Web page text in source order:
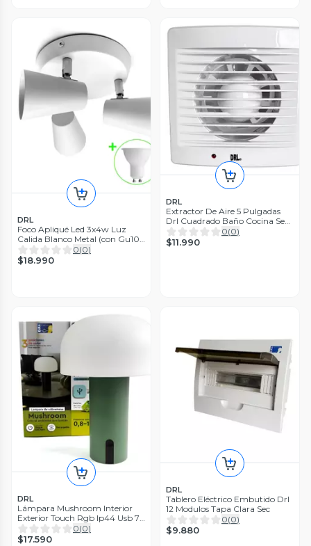
DRL
Foco Apliqué Led 3x4w Luz
Calida Blanco Metal (con Gu10)
Blanco
0(0)
$18.990
DRL
Extractor De Aire 5 Pulgadas
Drl Cuadrado Baño Cocina Sec
Blanco
0(0)
$11.990
DRL
Lámpara Mushroom Interior
Exterior Touch Rgb Ip44 Usb 7h
Verde
0(0)
$17.590
DRL
Tablero Eléctrico Embutido Drl
12 Modulos Tapa Clara Sec
0(0)
$9.880